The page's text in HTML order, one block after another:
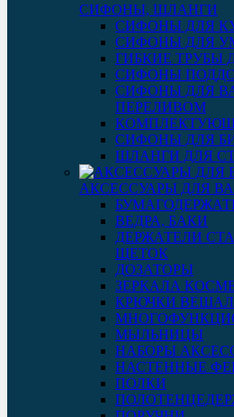
СИФОНЫ, ШЛАНГИ
СИФОНЫ ДЛЯ
СИФОНЫ ДЛЯ
ГИБКИЕ ТРУБЫ
СИФОНЫ
СИФОНЫ ДЛЯ
ПЕРЕЛИВОМ
СИФОНЫ ДЛЯ
ШЛАНГИ ДЛЯ
АКСЕССУАРЫ ДЛЯ
ВЕДРА, БАКИ
ДЕРЖАТЕЛИ
ЩЕТОК
ДОЗАТОРЫ
ЗЕРКАЛА
КРЮЧКИ
МЫЛЬНИЦЫ
НАБОРЫ
НАСТЕННЫЕ
ПОЛКИ